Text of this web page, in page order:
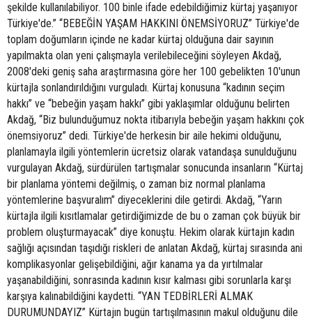
şekilde kullanılabiliyor. 100 binle ifade edebildiğimiz kürtaj yaşanıyor
Türkiye'de.” “BEBEĞİN YAŞAM HAKKINI ÖNEMSİYORUZ” Türkiye'de
toplam doğumların içinde ne kadar kürtaj olduğuna dair sayının
yapılmakta olan yeni çalışmayla verilebileceğini söyleyen Akdağ,
2008'deki geniş saha araştırmasına göre her 100 gebelikten 10'unun
kürtajla sonlandırıldığını vurguladı. Kürtaj konusuna “kadının seçim
hakkı” ve “bebeğin yaşam hakkı” gibi yaklaşımlar olduğunu belirten
Akdağ, “Biz bulunduğumuz nokta itibarıyla bebeğin yaşam hakkını çok
önemsiyoruz” dedi. Türkiye'de herkesin bir aile hekimi olduğunu,
planlamayla ilgili yöntemlerin ücretsiz olarak vatandaşa sunulduğunu
vurgulayan Akdağ, sürdürülen tartışmalar sonucunda insanların “Kürtaj
bir planlama yöntemi değilmiş, o zaman biz normal planlama
yöntemlerine başvuralım” diyeceklerini dile getirdi. Akdağ, “Yarın
kürtajla ilgili kısıtlamalar getirdiğimizde de bu o zaman çok büyük bir
problem oluşturmayacak” diye konuştu. Hekim olarak kürtajın kadın
sağlığı açısından taşıdığı riskleri de anlatan Akdağ, kürtaj sırasında ani
komplikasyonlar gelişebildiğini, ağır kanama ya da yırtılmalar
yaşanabildiğini, sonrasında kadının kısır kalması gibi sorunlarla karşı
karşıya kalınabildiğini kaydetti. “YAN TEDBİRLERİ ALMAK
DURUMUNDAYIZ” Kürtajın bugün tartışılmasının makul olduğunu dile